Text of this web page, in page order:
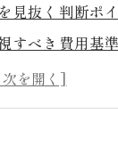
見抜く判断ポ
すべき費用基
ド連携の強みを
注目すべき評